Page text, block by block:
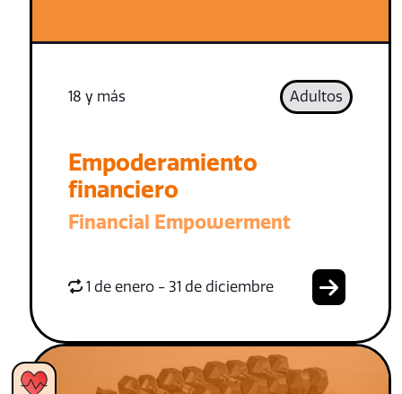
18 y más Adultos
Empoderamiento
financiero
Financial Empowerment
1 de enero - 31 de diciembre